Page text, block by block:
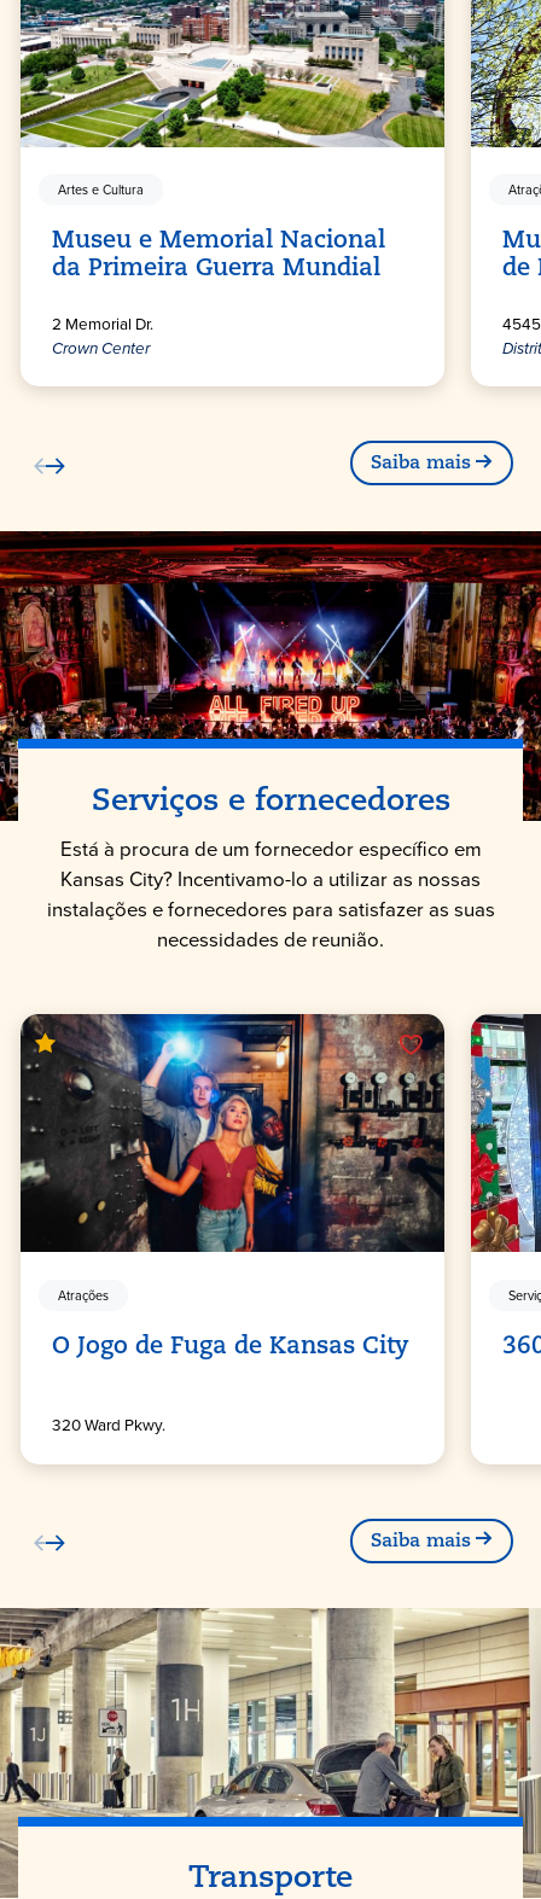
Artes e Cultura
Museu e Memorial Nacional
da Primeira Guerra Mundial
2 Memorial Dr.
Crown Center
de
Saiba mais
Serviços e fornecedores
Está à procura de um fornecedor específico em
Kansas City? Incentivamo-lo a utilizar as nossas
instalações e fornecedores para satisfazer as suas
necessidades de reunião.
Atrações
O Jogo de Fuga de Kansas City
320 Ward Pkwy.
Saiba mais
Transporte